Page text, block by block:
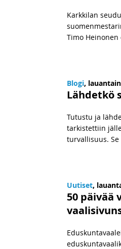
Karkkilan
Timo
Blogi,
Lähdetkö
Tutustu ja
tarkistettiin
turvallisuus.
Uutiset,
50 päivää